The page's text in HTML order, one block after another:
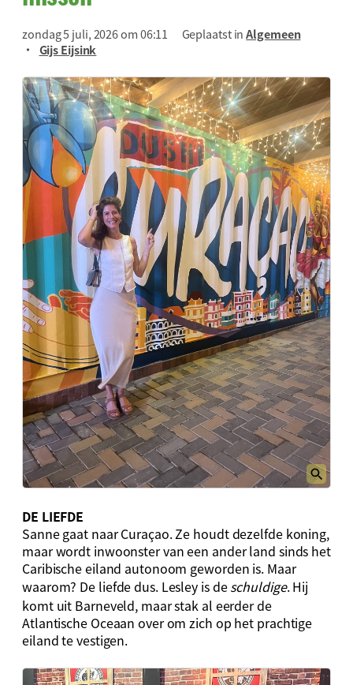
zondag 5 juli, 2026 om 06:11 Geplaatst inAlgemeen
Gijs Eijsink
DE LIEFDE
Sanne gaat naar Curaçao. Ze houdt dezelfde koning,
maar wordt inwoonster van een ander land sinds het
Caribische eiland autonoom geworden is. Maar
waarom? De liefde dus. Lesley is deschuldige. Hij
komt uit Barneveld, maar stak al eerder de
Atlantische Oceaan over om zich op het prachtige
eiland te vestigen.